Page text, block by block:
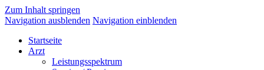
Zum Inhalt springen
Navigation ausblenden Navigation einblenden
Startseite
Arzt
Leistungsspektrum